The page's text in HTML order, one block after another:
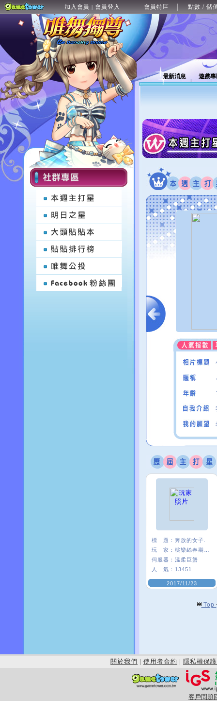
加入會員 | 會員登入 會員特區 點數 / 儲
最新消息 遊戲
標 題： 奔放的女子.
玩 家：
伺服器： 溫柔巨蟹
人 氣： 13451
2017/11/23
Top
關於我們 | 使用者合約 | 隱私權保護
客戶問題